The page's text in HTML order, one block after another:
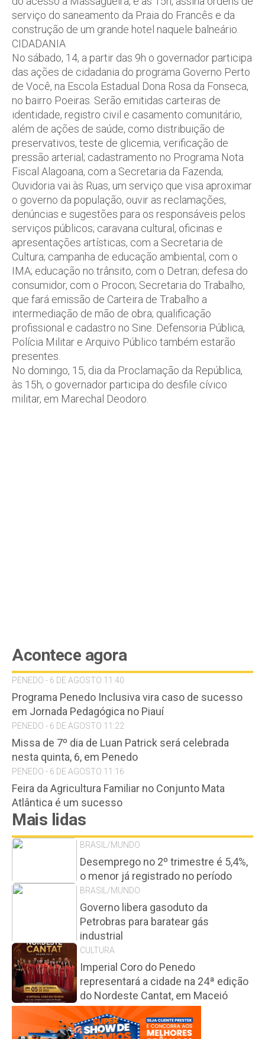
serviço do saneamento da Praia do Francês e da
construção de um grande hotel naquele balneário.
CIDADANIA
No sábado, 14, a partir das 9h o governador participa
das ações de cidadania do programa Governo Perto
de Você, na Escola Estadual Dona Rosa da Fonseca,
no bairro Poeiras. Serão emitidas carteiras de
identidade, registro civil e casamento comunitário,
além de ações de saúde, como distribuição de
preservativos, teste de glicemia, verificação de
pressão arterial; cadastramento no Programa Nota
Fiscal Alagoana, com a Secretaria da Fazenda;
Ouvidoria vai às Ruas, um serviço que visa aproximar
o governo da população, ouvir as reclamações,
denúncias e sugestões para os responsáveis pelos
serviços públicos; caravana cultural, oficinas e
apresentações artísticas, com a Secretaria de
Cultura; campanha de educação ambiental, com o
IMA; educação no trânsito, com o Detran; defesa do
consumidor, com o Procon; Secretaria do Trabalho,
que fará emissão de Carteira de Trabalho a
intermediação de mão de obra; qualificação
profissional e cadastro no Sine. Defensoria Pública,
Polícia Militar e Arquivo Público também estarão
presentes.
No domingo, 15, dia da Proclamação da República,
às 15h, o governador participa do desfile cívico
militar, em Marechal Deodoro.
Acontece agora
PENEDO - 6 DE AGOSTO 11:40
Programa Penedo Inclusiva vira caso de sucesso
em Jornada Pedagógica no Piauí
PENEDO - 6 DE AGOSTO 11:22
Missa de 7º dia de Luan Patrick será celebrada
nesta quinta, 6, em Penedo
PENEDO - 6 DE AGOSTO 11:16
Feira da Agricultura Familiar no Conjunto Mata
Atlântica é um sucesso
Mais lidas
BRASIL/MUNDO
Desemprego no 2º trimestre é 5,4%,
o menor já registrado no período
BRASIL/MUNDO
Governo libera gasoduto da
Petrobras para baratear gás
industrial
CULTURA
Imperial Coro do Penedo
representará a cidade na 24ª edição
do Nordeste Cantat, em Maceió